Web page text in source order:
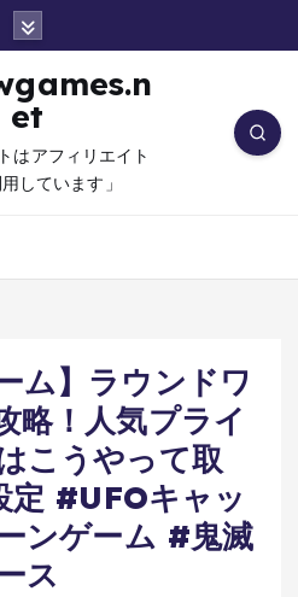
et
はアフィリエイト
しています」
ム】ラウンドワ
略！人気プライ
こうやって取
定 #UFOキャッ
ンゲーム #鬼滅
ス